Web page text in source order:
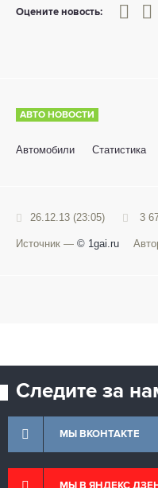
Оцените новость:
0
1 2 3 4
АВТО НОВОСТИ
Автомобили Статистика
26.12.13 (23:05) 3
Источник — © 1gai.ru
Следите за
МЫ ВКОНТАКТЕ